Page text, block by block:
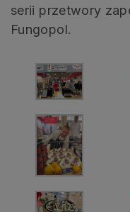
serii przetwory
Fungopol.